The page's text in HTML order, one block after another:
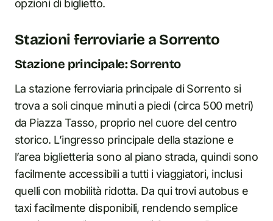
opzioni di biglietto.
Stazioni ferroviarie a Sorrento
Stazione principale: Sorrento
La stazione ferroviaria principale di Sorrento si
trova a soli cinque minuti a piedi (circa 500 metri)
da Piazza Tasso, proprio nel cuore del centro
storico. L’ingresso principale della stazione e
l’area biglietteria sono al piano strada, quindi sono
facilmente accessibili a tutti i viaggiatori, inclusi
quelli con mobilità ridotta. Da qui trovi autobus e
taxi facilmente disponibili, rendendo semplice